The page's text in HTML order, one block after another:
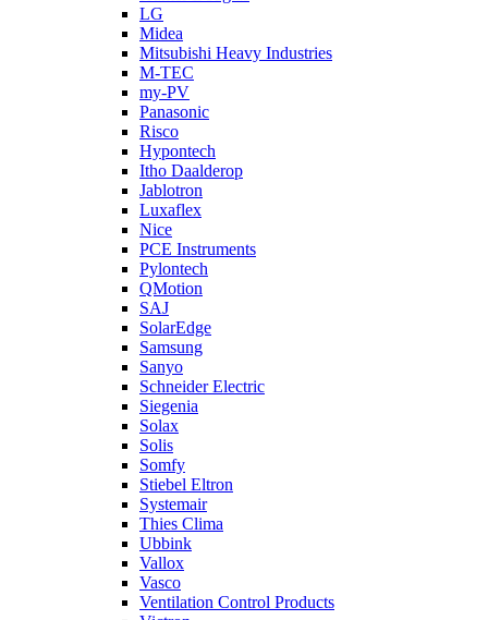
LG
Midea
Mitsubishi Heavy Industries
M-TEC
my-PV
Panasonic
Risco
Hypontech
Itho Daalderop
Jablotron
Luxaflex
Nice
PCE Instruments
Pylontech
QMotion
SAJ
SolarEdge
Samsung
Sanyo
Schneider Electric
Siegenia
Solax
Solis
Somfy
Stiebel Eltron
Systemair
Thies Clima
Ubbink
Vallox
Vasco
Ventilation Control Products